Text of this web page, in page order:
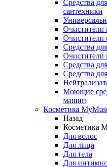
Средства
сантехники
Очистители
Очистители
Средства
Очистители
Средства
Средства
Моющие
машин
Косметика
Назад
Косметика
Для волос
Для лица
Для тела
Для